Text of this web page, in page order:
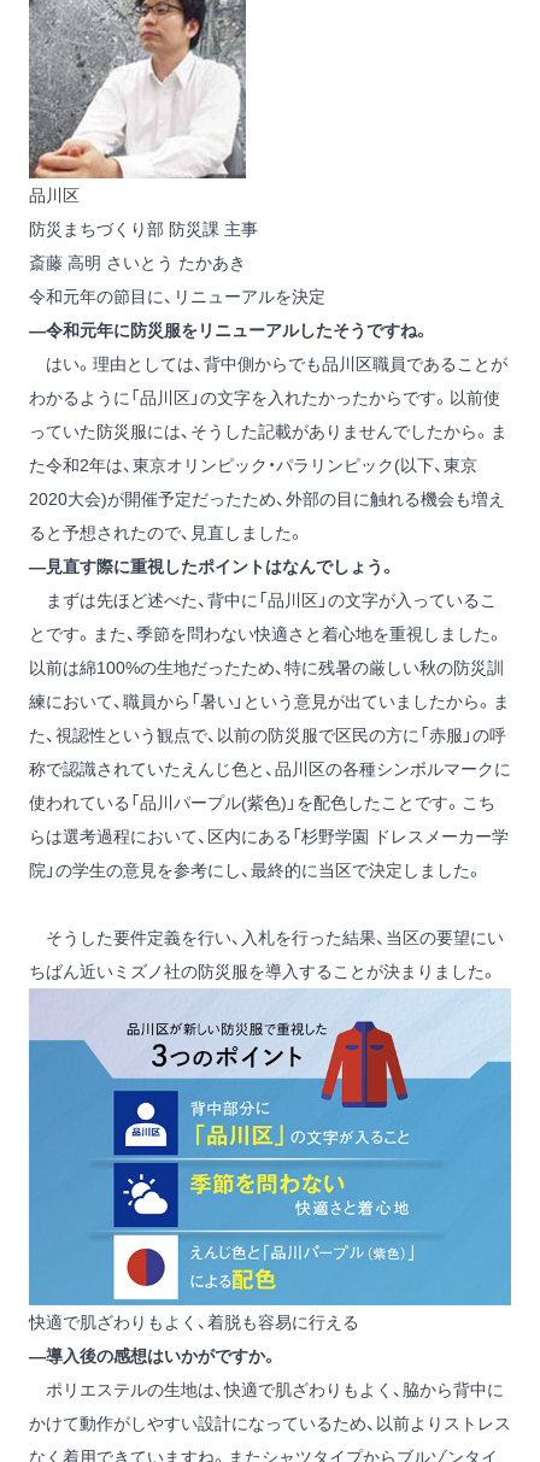
品川区
防災まちづくり部 防災課 主事
斎藤 高明 さいとう たかあき
令和元年の節目に、リニューアルを決定
―令和元年に防災服をリニューアルしたそうですね。
はい。理由としては、背中側からでも品川区職員であることが
わかるように「品川区」の文字を入れたかったからです。以前使
っていた防災服には、そうした記載がありませんでしたから。ま
た令和2年は、東京オリンピック・パラリンピック(以下、東京
2020大会)が開催予定だったため、外部の目に触れる機会も増え
ると予想されたので、見直しました。
―見直す際に重視したポイントはなんでしょう。
まずは先ほど述べた、背中に「品川区」の文字が入っているこ
とです。また、季節を問わない快適さと着心地を重視しました。
以前は綿100%の生地だったため、特に残暑の厳しい秋の防災訓
練において、職員から「暑い」という意見が出ていましたから。ま
た、視認性という観点で、以前の防災服で区民の方に「赤服」の呼
称で認識されていたえんじ色と、品川区の各種シンボルマークに
使われている「品川パープル(紫色)」を配色したことです。こち
らは選考過程において、区内にある「杉野学園 ドレスメーカー学
院」の学生の意見を参考にし、最終的に当区で決定しました。
そうした要件定義を行い、入札を行った結果、当区の要望にい
ちばん近いミズノ社の防災服を導入することが決まりました。
快適で肌ざわりもよく、着脱も容易に行える
―導入後の感想はいかがですか。
ポリエステルの生地は、快適で肌ざわりもよく、脇から背中に
かけて動作がしやすい設計になっているため、以前よりストレス
なく着用できていますね。またシャツタイプからブルゾンタイ